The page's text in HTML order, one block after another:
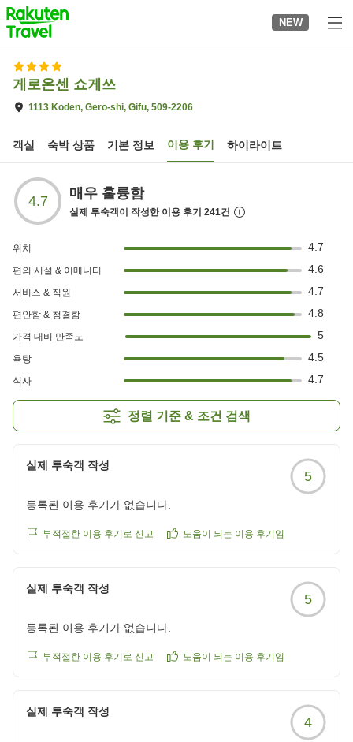
to
top
page
NEW
게로온센 쇼게쓰
1113 Koden, Gero-shi, Gifu, 509-2206
객실 숙박 상품 기본 정보 이용 후기 하이라이트
4.7 매우 훌륭함
실제 투숙객이 작성한 이용 후기 241건
위치 4.7
편의 시설 & 어메니티 4.6
서비스 & 직원 4.7
편안함 & 청결함 4.8
가격 대비 만족도 5
욕탕 4.5
식사 4.7
정렬 기준 & 조건 검색
실제 투숙객 작성
5
등록된 이용 후기가 없습니다.
부적절한 이용 후기로 신고 도움이 되는 이용 후기임
실제 투숙객 작성
5
등록된 이용 후기가 없습니다.
부적절한 이용 후기로 신고 도움이 되는 이용 후기임
실제 투숙객 작성
4